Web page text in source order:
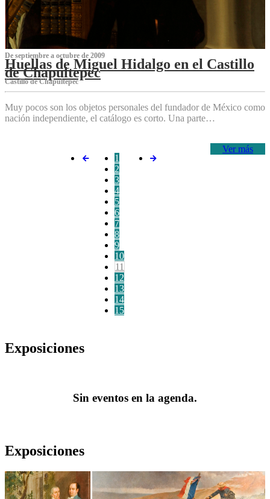
De septiembre a octubre de 2009
Huellas de Miguel Hidalgo en el Castillo
de Chapultepec
Castillo de Chapultepec
Muy pocos son los objetos personales del fundador de México como
nación independiente, el catálogo es corto. Una parte…
Ver más
1
2
3
4
5
6
7
8
9
10
11
12
13
14
15
Exposiciones
Sin eventos en la agenda.
Exposiciones